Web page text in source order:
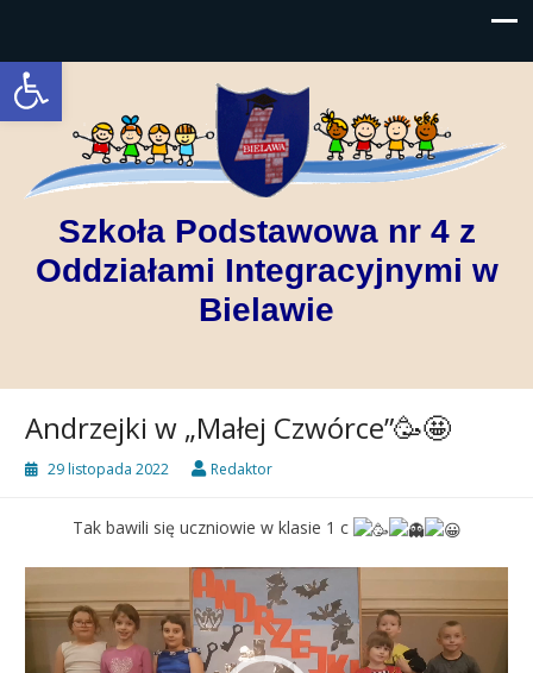
Open toolbar
Szkoła Podstawowa nr 4 z
Oddziałami Integracyjnymi w
Bielawie
Andrzejki w „Małej Czwórce”🥳🤩
29 listopada 2022 Redaktor
Tak bawili się uczniowie w klasie 1 c
video